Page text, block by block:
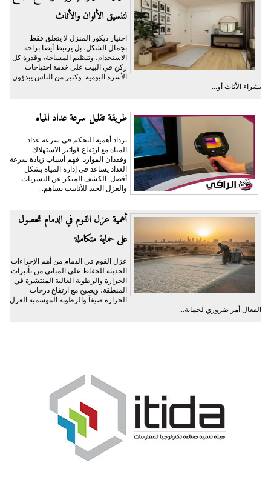
لتنسيق الألوان والأثاث
اختيار ديكور المنزل لا يتعلق فقط
بجمال الشكل، بل يرتبط أيضا براحة
الاستخدام، وتنظيم المساحة، وقدرة كل
ركن في البيت على خدمة احتياجات
الأسرة اليومية. وكثير من الناس يبدؤون
بشراء الأثاث أو...
طريقة تقليل سرعة عداد المياه
تزداد أهمية التحكم في سرعة عداد
المياه مع ارتفاع فواتير الاستهلاك
وفقدان الموارد. فهم أسباب زيادة سرعة
العداد يساعد في إدارة المياه بشكل
أفضل. الكشف المبكر عن التسربات
والعزل الجيد للأنابيب يساهم...
أهمية عزل الفوم في الدمام للحصول
على حماية متكاملة
عزل الفوم في الدمام من أهم الإجراءات
الحديثة للحفاظ على المباني من تأثيرات
الحرارة والرطوبة العالية المنتشرة في
المنطقة، ويصبح مع ارتفاع درجات
الحرارة صيفاً والرطوبة الموسمية العزل
الفعال أمر ضروري لحماية...